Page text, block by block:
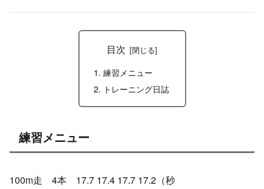
目次
練習メニュー
トレーニング日誌
練習メニュー
100m走 4本 17.7 17.4 17.7 17.2（秒